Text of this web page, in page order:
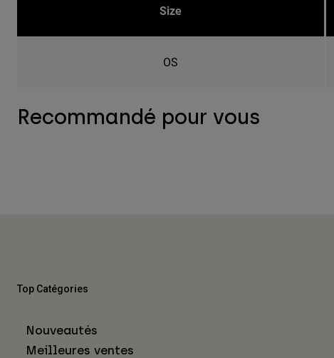
Size
OS
Recommandé pour vous
Top Catégories
Nouveautés
Meilleures ventes